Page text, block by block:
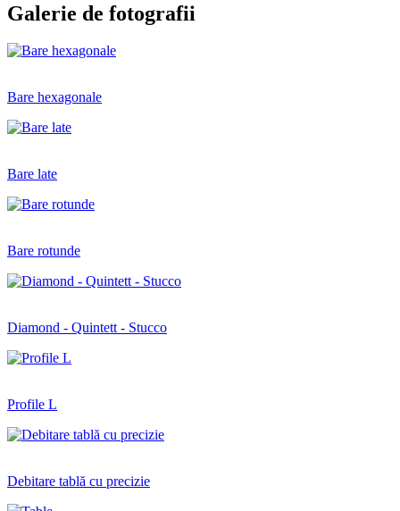
Galerie de fotografii
Bare hexagonale
Bare late
Bare rotunde
Diamond - Quintett - Stucco
Profile L
Debitare tablă cu precizie